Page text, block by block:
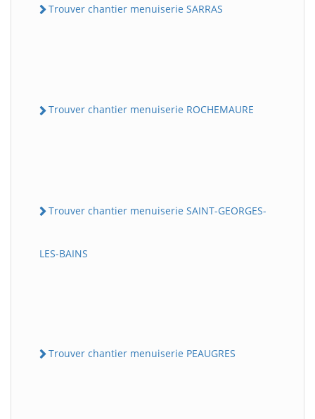
Trouver chantier menuiserie SARRAS
Trouver chantier menuiserie ROCHEMAURE
Trouver chantier menuiserie SAINT-GEORGES-
LES-BAINS
Trouver chantier menuiserie PEAUGRES